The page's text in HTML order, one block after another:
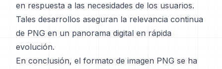
en respuesta a las necesidades de los usuarios.
Tales desarrollos aseguran la relevancia continua
de PNG en un panorama digital en rápida
evolución.
En conclusión, el formato de imagen PNG se ha